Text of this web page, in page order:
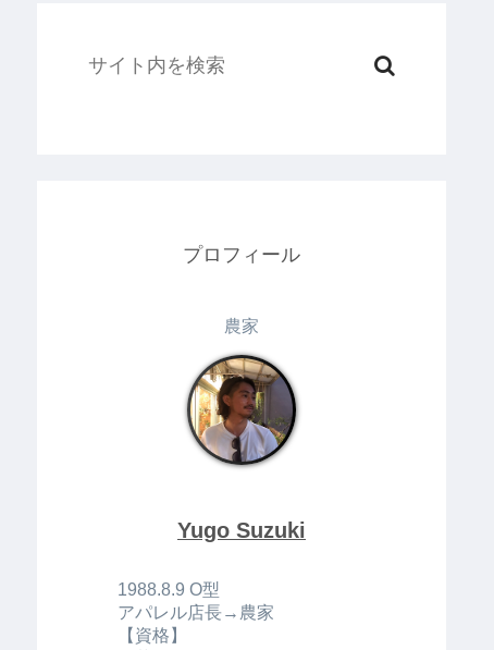
プロフィール
農家
Yugo Suzuki
1988.8.9 O型
アパレル店長→農家
【資格】